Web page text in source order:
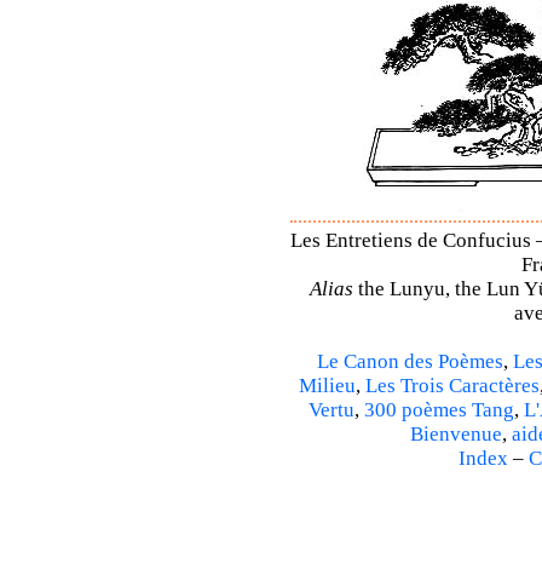
Les Entretiens de
Alias the Lunyu, the Lun
Le Canon des Poèmes,
Milieu, Les Trois Caractères
Vertu, 300 poèmes Tang,
Bienvenue,
Index –